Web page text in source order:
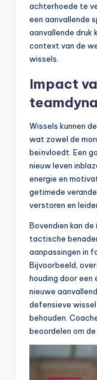
achterhoede te
een aanvallende
aanvallende druk
context van de
wissels.
Impact
Wissels kunnen
wat zowel de
beïnvloedt. Een
nieuw leven
energie en
getimede
verstoren en
Bovendien kan
tactische
aanpassingen in
Bijvoorbeeld,
houding door een
nieuwe
defensieve wissel
behouden.
beoordelen om